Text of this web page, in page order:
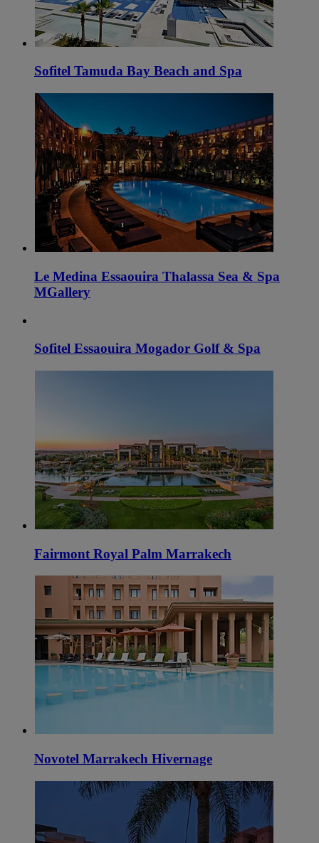
Sofitel Tamuda Bay Beach and Spa
Le Medina Essaouira Thalassa Sea & Spa
MGallery
Sofitel Essaouira Mogador Golf & Spa
Fairmont Royal Palm Marrakech
Novotel Marrakech Hivernage